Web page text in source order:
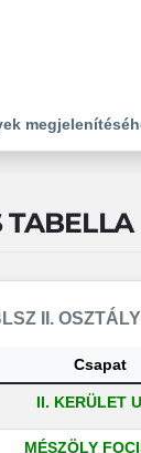
TABELLA
II.
Csapat
II. KERÜLET
MÉSZÖLY